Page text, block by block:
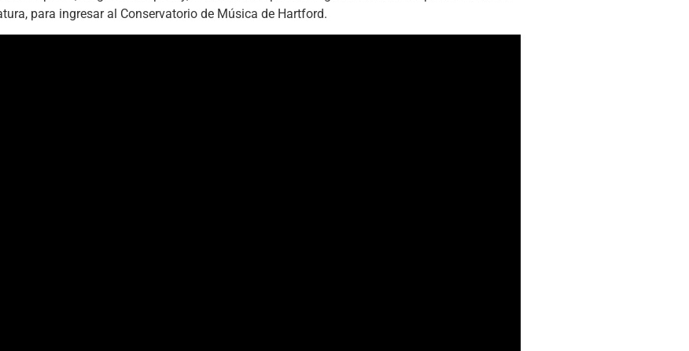
para ingresar al Conservatorio de Música de Hartford.